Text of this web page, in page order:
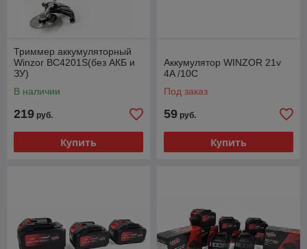
Триммер аккумуляторный
Winzor BC4201S(без АКБ и
ЗУ)
В наличии
219 руб.
Купить
Аккумулятор WINZOR 21v
4A /10C
Под заказ
59 руб.
Купить